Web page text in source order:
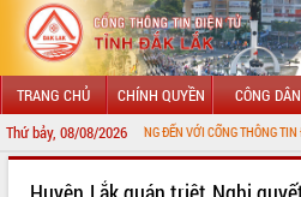
TRANG CHỦ CHÍNH QUYỀN CÔNG DÂN
Thứ bảy, 08/08/2026
MỪNG ĐẾN VỚI CỔNG THÔNG TIN ĐIỆN TỬ TỈNH ĐẮK